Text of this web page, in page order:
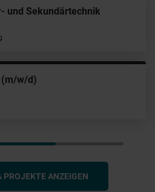
(m/w/d)
und Sekundärtechnik
PROJEKTE ANZEIGEN